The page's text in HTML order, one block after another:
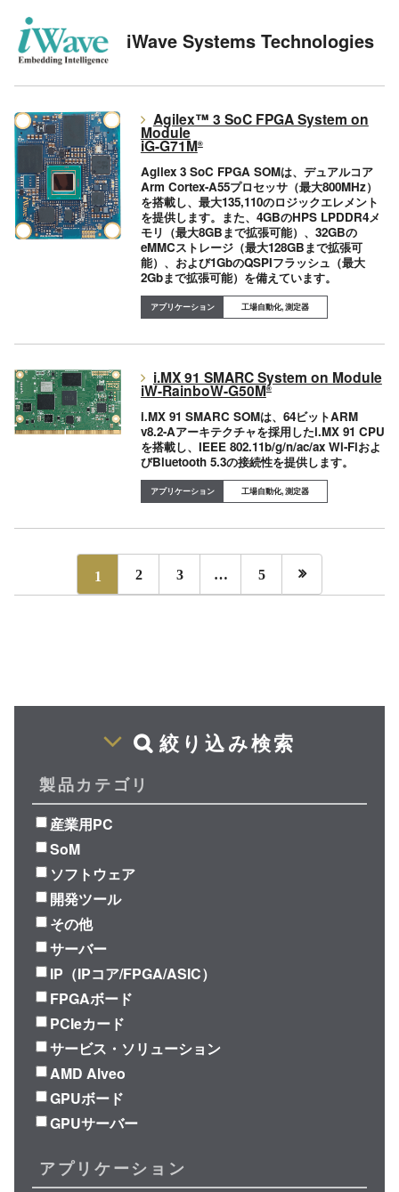
iWave Systems Technologies
Agilex™ 3 SoC FPGA System on
Module
iG-G71M®
Agilex 3 SoC FPGA SOMは、デュアルコア
Arm Cortex-A55プロセッサ（最大800MHz）
を搭載し、最大135,110のロジックエレメント
を提供します。また、4GBのHPS LPDDR4メ
モリ（最大8GBまで拡張可能）、32GBの
eMMCストレージ（最大128GBまで拡張可
能）、および1GbのQSPIフラッシュ（最大
2Gbまで拡張可能）を備えています。
工場自動化, 測定器
i.MX 91 SMARC System on Module
iW-RainboW-G50M®
i.MX 91 SMARC SOMは、64ビットARM
v8.2-Aアーキテクチャを採用したi.MX 91 CPU
を搭載し、IEEE 802.11b/g/n/ac/ax Wi-Fiおよ
びBluetooth 5.3の接続性を提供します。
工場自動化, 測定器
1 2 3 … 5 
絞り込み検索
製品カテゴリ
産業用PC
SoM
ソフトウェア
開発ツール
その他
サーバー
IP（IPコア/FPGA/ASIC）
FPGAボード
PCIeカード
サービス・ソリューション
AMD Alveo
GPUボード
GPUサーバー
アプリケーション